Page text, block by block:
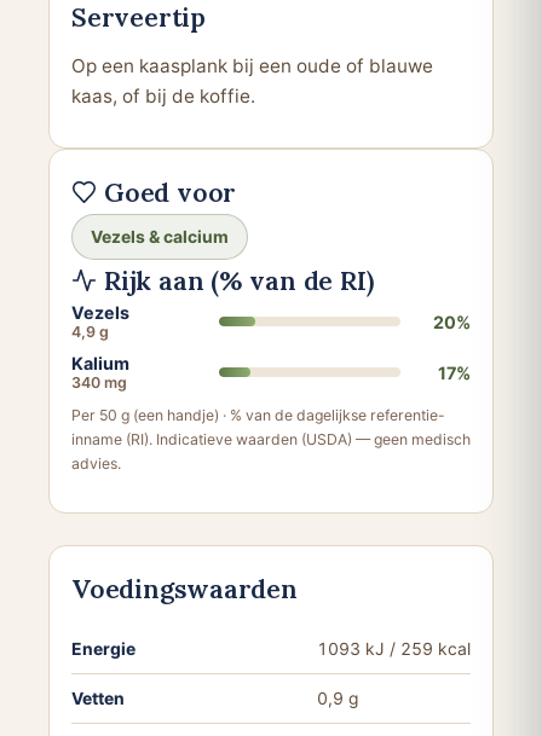
Serveertip
Op een kaasplank bij een oude of blauwe
kaas, of bij de koffie.
Goed voor
Vezels & calcium
Rijk aan (% van de RI)
Vezels
4,9 g 20%
Kalium
340 mg 17%
Per 50 g (een handje) · % van de dagelijkse referentie-
inname (RI). Indicatieve waarden (USDA) — geen medisch
advies.
Voedingswaarden
Energie 1093 kJ / 259 kcal
Vetten 0,9 g